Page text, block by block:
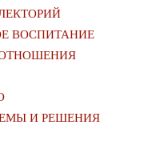
ВОСПИТАНИЕ
И РЕШЕНИЯ